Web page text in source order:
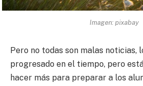
Imagen: pixabay
Pero no todas son malas noticias,
progresado en el tiempo, pero
hacer más para preparar a los